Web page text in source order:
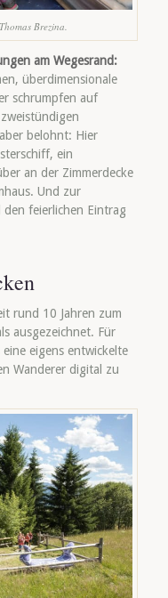
Brezina.
am Wegesrand:
überdimensionale
schrumpfen auf
belohnt: Hier
ein
an der Zimmerdecke
Und zur
feierlichen Eintrag
rund 10 Jahren zum
ausgezeichnet. Für
eigens entwickelte
Wanderer digital zu